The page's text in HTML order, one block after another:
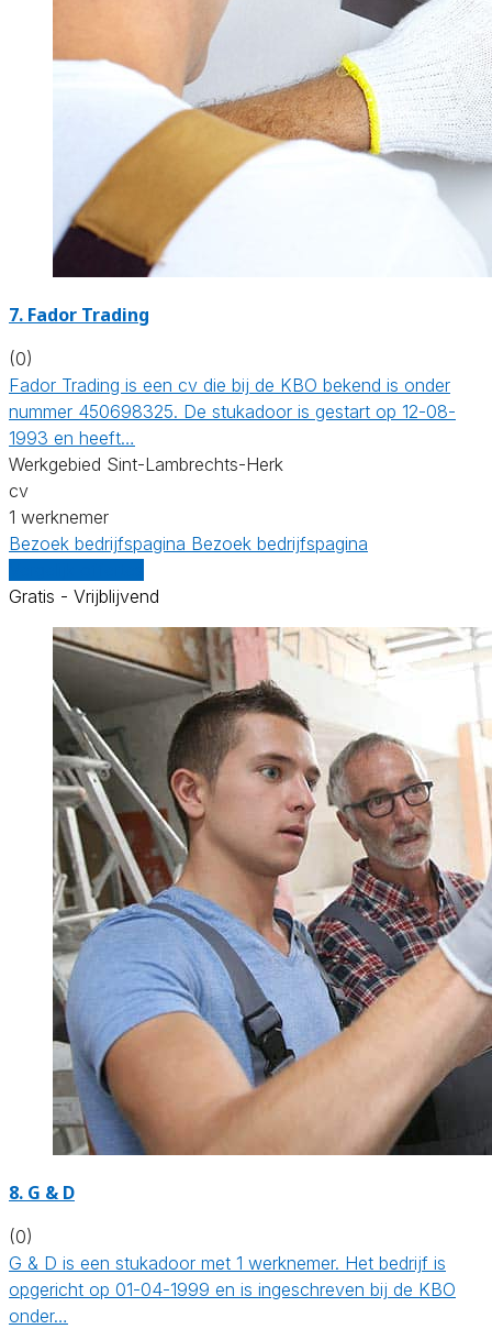
7. Fador Trading
(0)
Fador Trading is een cv die bij de KBO bekend is onder
nummer 450698325. De stukadoor is gestart op 12-08-
1993 en heeft…
Werkgebied Sint-Lambrechts-Herk
cv
1 werknemer
Bezoek bedrijfspagina Bezoek bedrijfspagina
Gratis - Vrijblijvend
8. G & D
(0)
G & D is een stukadoor met 1 werknemer. Het bedrijf is
opgericht op 01-04-1999 en is ingeschreven bij de KBO
onder…